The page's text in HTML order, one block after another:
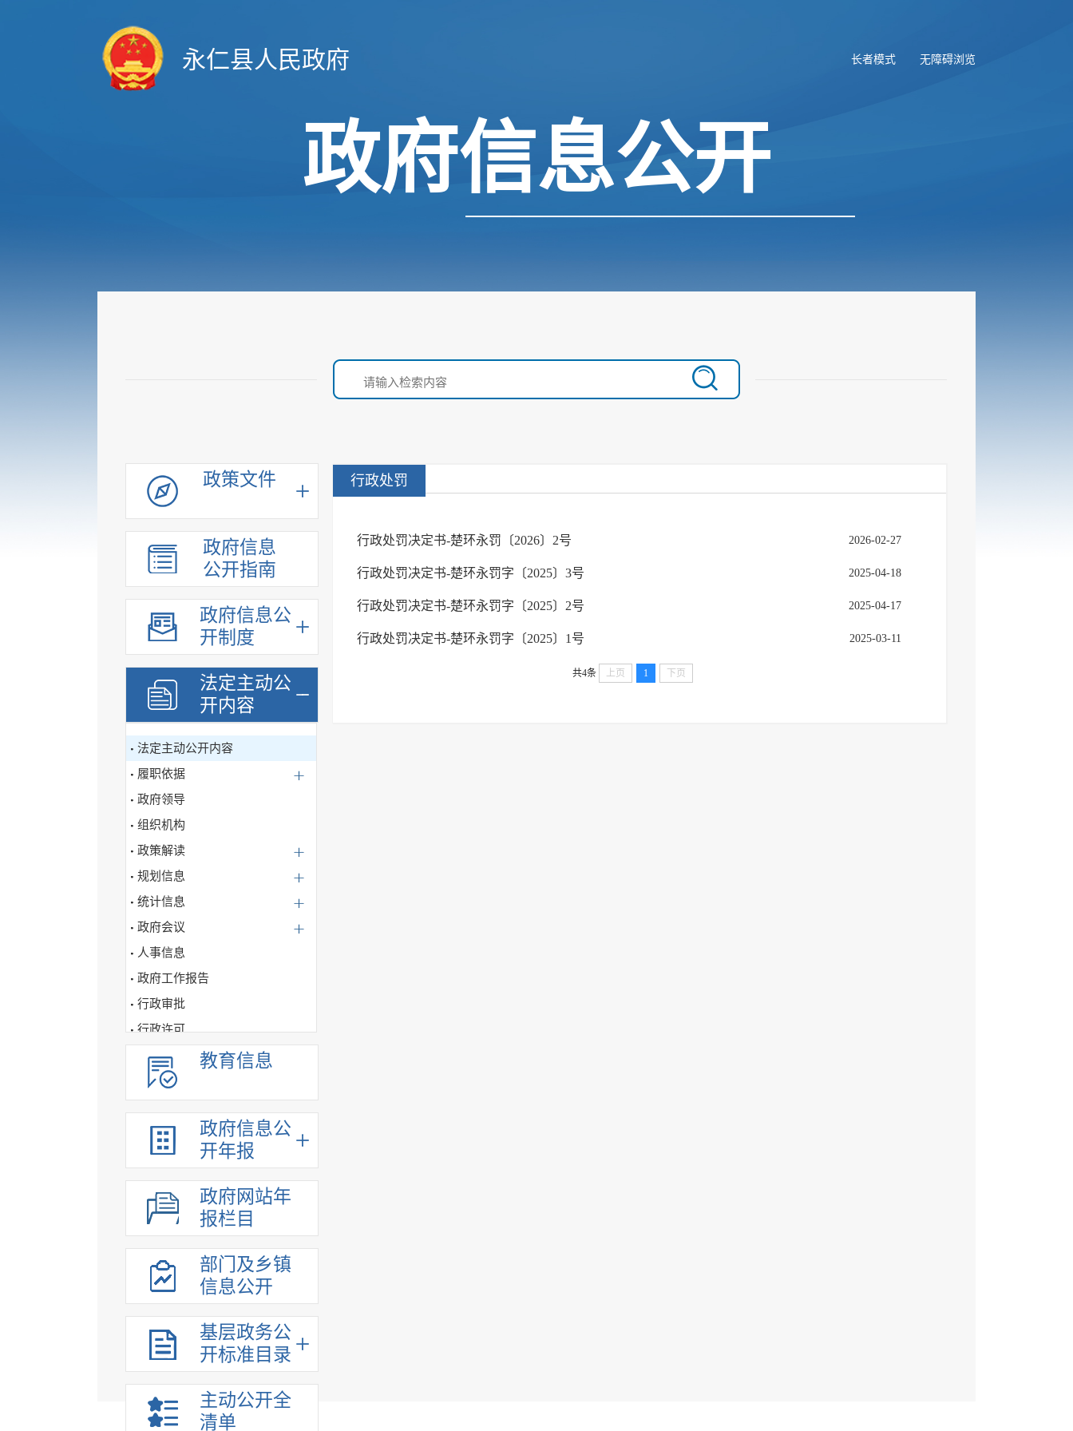
无障碍浏览
长者模式
永仁县人民政府
政府信息公开
政策文件
政府信息
公开指南
政府信息公
开制度
法定主动公
开内容
法定主动公开内容
履职依据
政府领导
组织机构
政策解读
规划信息
统计信息
政府会议
人事信息
政府工作报告
行政审批
行政许可
行政处罚、强制信息公开
财政信息
河湖长公示专栏
收费项目
行政事业性收费
法治政府建设
重大项目
重大决策预公开
重大决策听证
应急管理
灾害事故救援
生态环境
乡村振兴
教育信息
政府信息公
开年报
政府网站年
报栏目
部门及乡镇
信息公开
基层政务公
开标准目录
主动公开全
清单
行政处罚
2026-02-27
行政处罚决定书-楚环永罚〔2026〕2号
2025-04-18
行政处罚决定书-楚环永罚字〔2025〕3号
2025-04-17
行政处罚决定书-楚环永罚字〔2025〕2号
2025-03-11
行政处罚决定书-楚环永罚字〔2025〕1号
共4条 上页 1 下页